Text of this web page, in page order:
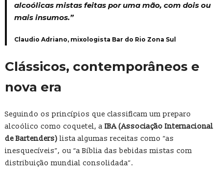
alcoólicas mistas feitas por uma mão, com dois ou
mais insumos.”
Claudio Adriano, mixologista Bar do Rio Zona Sul
Clássicos, contemporâneos e
nova era
Seguindo os princípios que classificam um preparo
alcoólico como coquetel, a IBA (Associação Internacional
de Bartenders) lista algumas receitas como “as
inesquecíveis”, ou “a Bíblia das bebidas mistas com
distribuição mundial consolidada”.